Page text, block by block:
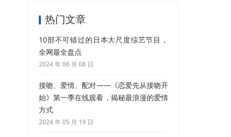
热门文章
10部不可错过的日本大尺度综艺节目，
全网最全盘点
2024 年 06 月 08 日
接吻、爱情、配对——《恋爱先从接吻开
始》第一季在线观看，揭秘最浪漫的爱情
方式
2024 年 05 月 19 日